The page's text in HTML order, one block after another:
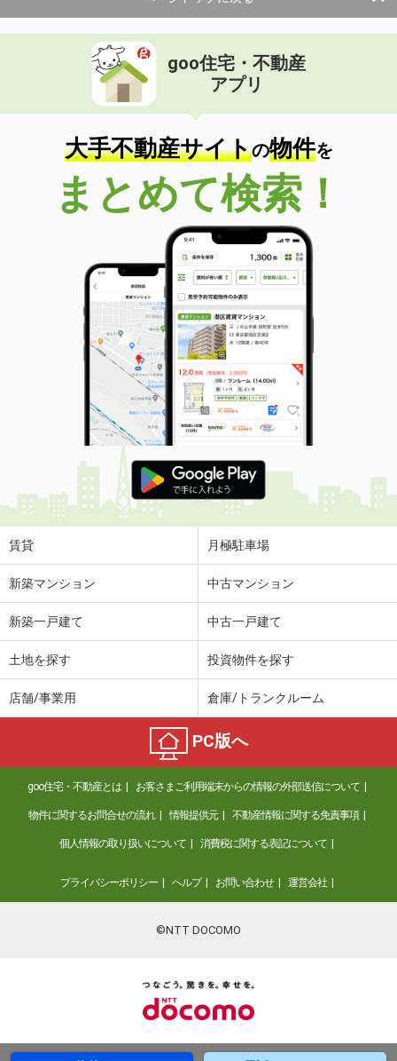
goo住宅・不動産
アプリ
大手不動産サイトの物件を
まとめて検索！
賃貸 月極駐車場
新築マンション 中古マンション
新築一戸建て 中古一戸建て
土地を探す 投資物件を探す
店舗/事業用 倉庫/トランクルーム
PC版へ
goo住宅・不動産とは お客さまご利用端末からの情報の外部送信について
物件に関するお問合せの流れ 情報提供元 不動産情報に関する免責事項
個人情報の取り扱いについて 消費税に関する表記について
プライバシーポリシー ヘルプ お問い合わせ 運営会社
©NTT DOCOMO